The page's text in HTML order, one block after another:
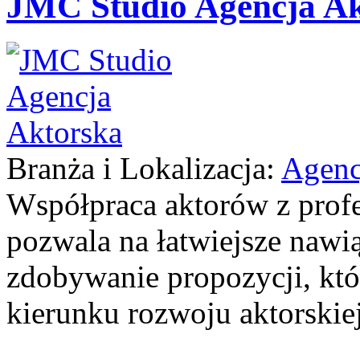
Branża i Lokalizacja:
Współpraca aktorów z
pozwala na łatwiejsze
zdobywanie propozycji,
kierunku rozwoju